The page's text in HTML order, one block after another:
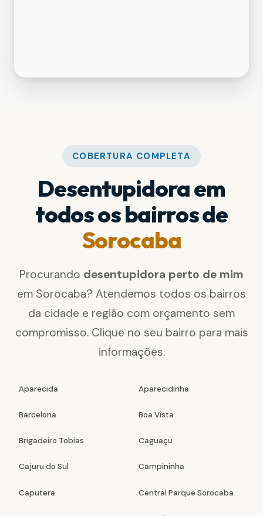
COBERTURA COMPLETA
Desentupidora em
todos os bairros de
Sorocaba
Procurando desentupidora perto de mim
em Sorocaba? Atendemos todos os bairros
da cidade e região com orçamento sem
compromisso. Clique no seu bairro para mais
informações.
Aparecida Aparecidinha
Barcelona Boa Vista
Brigadeiro Tobias Caguaçu
Cajuru do Sul Campininha
Caputera Central Parque Sorocaba